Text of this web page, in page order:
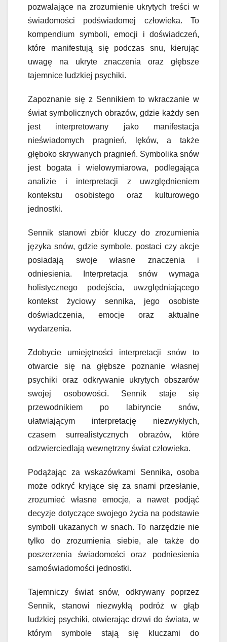
pozwalające na zrozumienie ukrytych treści w
świadomości podświadomej człowieka. To
kompendium symboli, emocji i doświadczeń,
które manifestują się podczas snu, kierując
uwagę na ukryte znaczenia oraz głębsze
tajemnice ludzkiej psychiki.
Zapoznanie się z Sennikiem to wkraczanie w
świat symbolicznych obrazów, gdzie każdy sen
jest interpretowany jako manifestacja
nieświadomych pragnień, lęków, a także
głęboko skrywanych pragnień. Symbolika snów
jest bogata i wielowymiarowa, podlegająca
analizie i interpretacji z uwzględnieniem
kontekstu osobistego oraz kulturowego
jednostki.
Sennik stanowi zbiór kluczy do zrozumienia
języka snów, gdzie symbole, postaci czy akcje
posiadają swoje własne znaczenia i
odniesienia. Interpretacja snów wymaga
holistycznego podejścia, uwzględniającego
kontekst życiowy sennika, jego osobiste
doświadczenia, emocje oraz aktualne
wydarzenia.
Zdobycie umiejętności interpretacji snów to
otwarcie się na głębsze poznanie własnej
psychiki oraz odkrywanie ukrytych obszarów
swojej osobowości. Sennik staje się
przewodnikiem po labiryncie snów,
ułatwiającym interpretację niezwykłych,
czasem surrealistycznych obrazów, które
odzwierciedlają wewnętrzny świat człowieka.
Podążając za wskazówkami Sennika, osoba
może odkryć kryjące się za snami przesłanie,
zrozumieć własne emocje, a nawet podjąć
decyzje dotyczące swojego życia na podstawie
symboli ukazanych w snach. To narzędzie nie
tylko do zrozumienia siebie, ale także do
poszerzenia świadomości oraz podniesienia
samoświadomości jednostki.
Tajemniczy świat snów, odkrywany poprzez
Sennik, stanowi niezwykłą podróż w głąb
ludzkiej psychiki, otwierając drzwi do świata, w
którym symbole stają się kluczami do